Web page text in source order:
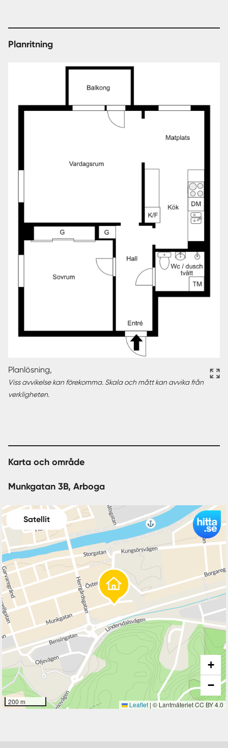
Planritning
Planlösning,
Viss avvikelse kan förekomma. Skala och mått kan avvika från
verkligheten.
Karta och område
Munkgatan 3B, Arboga
Satellit
200 m
+
−
Leaflet | © Lantmäteriet CC BY 4.0